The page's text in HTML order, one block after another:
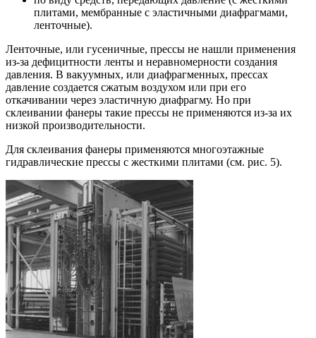
плитами, мембранные с эластичными диафрагмами,
ленточные).
Ленточные, или гусеничные, прессы не нашли применения
из-за дефицитности ленты и неравномерности создания
давления. В вакуумных, или диафрагменных, прессах
давление создается сжатым воздухом или при его
откачивании через эластичную диафрагму. Но при
склеивании фанеры такие прессы не применяются из-за их
низкой производительности.
Для склеивания фанеры применяются многоэтажные
гидравлические прессы с жесткими плитами (см. рис. 5).